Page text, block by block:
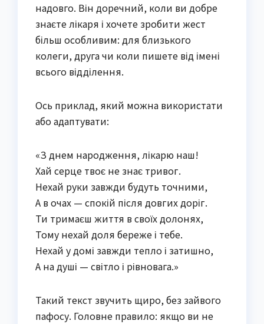
надовго. Він доречний, коли ви добре
знаєте лікаря і хочете зробити жест
більш особливим: для близького
колеги, друга чи коли пишете від імені
всього відділення.
Ось приклад, який можна використати
або адаптувати:
«З днем народження, лікарю наш!
Хай серце твоє не знає тривог.
Нехай руки завжди будуть точними,
А в очах — спокій після довгих доріг.
Ти тримаєш життя в своїх долонях,
Тому нехай доля береже і тебе.
Нехай у домі завжди тепло і затишно,
А на душі — світло і рівновага.»
Такий текст звучить щиро, без зайвого
пафосу. Головне правило: якщо ви не